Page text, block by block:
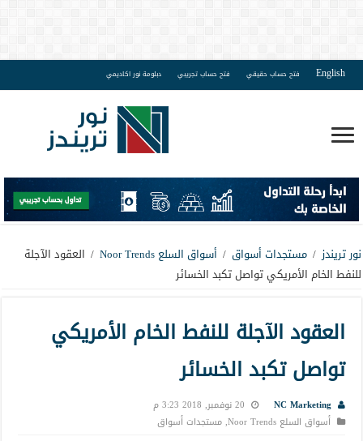
English فتح حساب حقيقي فتح حساب تجريبي دبلومة نور اكاديمي
نور تريندز / مستجدات أسواق / أسواق السلع Noor Trends / العقود الآجلة
للنفط الخام الأمريكي تواصل تكبد الخسائر
العقود الآجلة للنفط الخام الأمريكي
تواصل تكبد الخسائر
NC Marketing
20 نوفمبر, 2018 3:23 م
أسواق السلع Noor Trends
,مستجدات أسواق